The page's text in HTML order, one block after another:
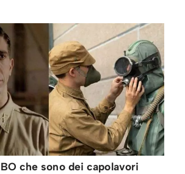
che sono dei capolavori